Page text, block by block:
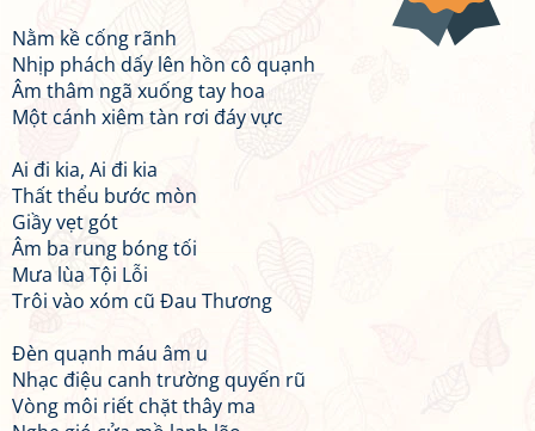
Nằm kề cống rãnh
Nhịp phách dấy lên hồn cô quạnh
Âm thâm ngã xuống tay hoa
Một cánh xiêm tàn rơi đáy vực
Ai đi kia, Ai đi kia
Thất thểu bước mòn
Giầy vẹt gót
Âm ba rung bóng tối
Mưa lùa Tội Lỗi
Trôi vào xóm cũ Đau Thương
Đèn quạnh máu âm u
Nhạc điệu canh trường quyến rũ
Vòng môi riết chặt thây ma